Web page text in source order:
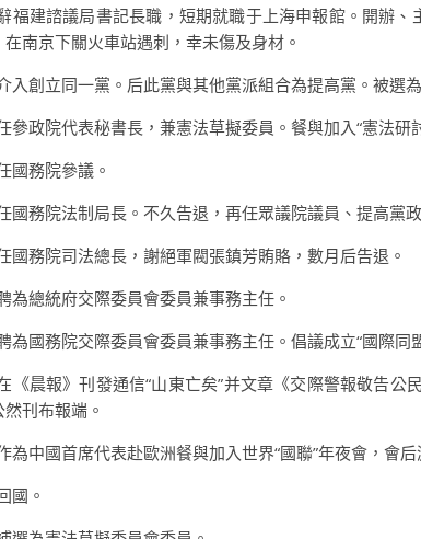
福建諮議局書記長職，短期就職于上海申報館。開辦
南京下關火車站遇刺，幸未傷及身材。
入創立同一黨。后此黨與其他黨派組合為提高黨。被選
參政院代表秘書長，兼憲法草擬委員。餐與加入“憲法研
國務院參議。
國務院法制局長。不久告退，再任眾議院議員、提高黨
國務院司法總長，謝絕軍閥張鎮芳賄賂，數月后告退。
為總統府交際委員會委員兼事務主任。
為國務院交際委員會委員兼事務主任。倡議成立“國際同
《晨報》刊發通信“山東亡矣”并文章《交際警報敬告
刊布報端。
為中國首席代表赴歐洲餐與加入世界“國聯”年夜會，會后
國。